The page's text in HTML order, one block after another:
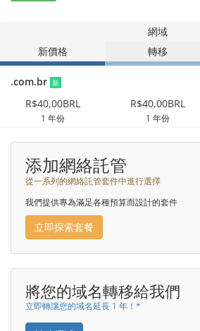
網域
新價格
轉移
.com.br 新
R$40,00BRL
1 年份
R$40,00BRL
1 年份
添加網絡託管
從一系列的網絡託管套件中進行選擇
我們提供專為滿足各種預算而設計的套件
立即探索套餐
將您的域名轉移給我們
立即轉讓您的域名延長 1 年！*